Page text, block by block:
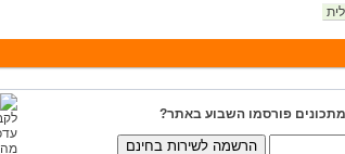
פורסמו השבוע באתר?